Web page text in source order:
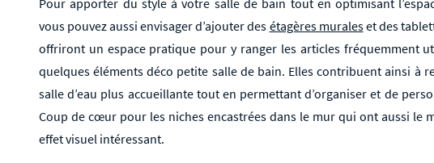
Pour apporter du style à votre salle de bain tout en optimisant
vous pouvez aussi envisager d’ajouter des étagères muraleset des
offriront un espace pratique pour y ranger les articles fréquemment
quelques éléments déco petite salle de bain. Elles contribuent ainsi à
salle d’eau plus accueillante tout en permettant d’organiser et de
Coup de cœur pour les niches encastrées dans le mur qui ont aussi le
effet visuel intéressant.